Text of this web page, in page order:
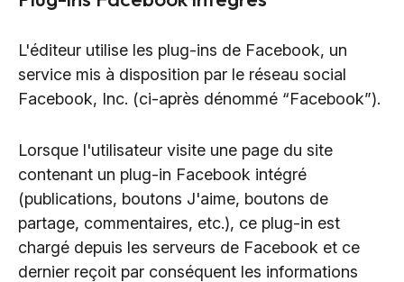
L'éditeur utilise les plug-ins de Facebook, un
service mis à disposition par le réseau social
Facebook, Inc. (ci-après dénommé “Facebook”).
Lorsque l'utilisateur visite une page du site
contenant un plug-in Facebook intégré
(publications, boutons J'aime, boutons de
partage, commentaires, etc.), ce plug-in est
chargé depuis les serveurs de Facebook et ce
dernier reçoit par conséquent les informations